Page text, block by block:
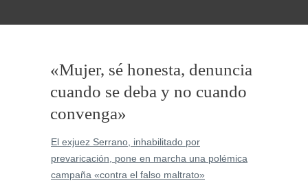
«Mujer, sé honesta, denuncia
cuando se deba y no cuando
convenga»
El exjuez Serrano, inhabilitado por
prevaricación, pone en marcha una polémica
campaña «contra el falso maltrato»